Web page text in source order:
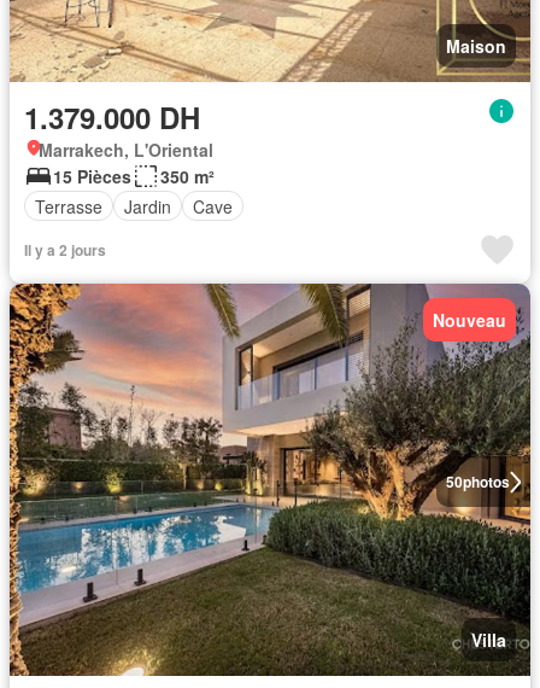
Maison
1.379.000 DH
Marrakech, L'Oriental
15 Pièces
350 m²
Terrasse
Jardin Cave
Il y a 2 jours
50photos
Nouveau
Villa